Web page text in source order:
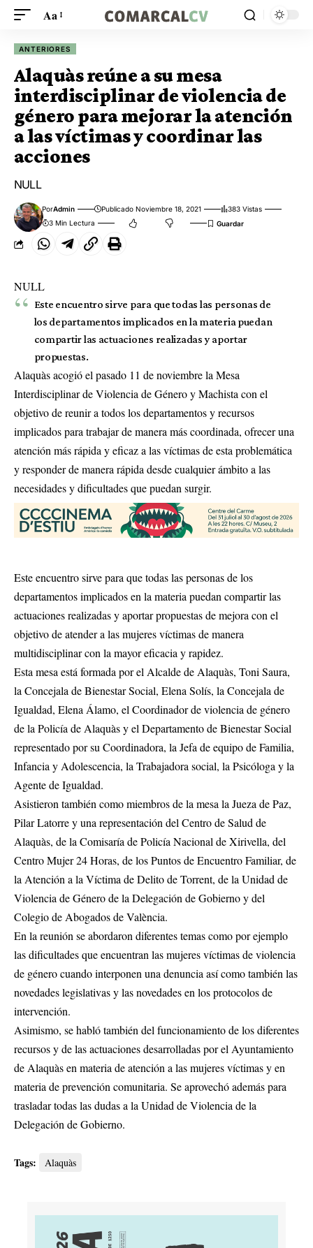
Aa
ANTERIORES
Alaquàs reúne a su mesa
interdisciplinar de violencia de
género para mejorar la atención
a las víctimas y coordinar las
acciones
NULL
PorAdmin Publicado Noviembre 18, 2021
383 Vistas
3 Min Lectura
NULL
Este encuentro sirve para que todas las personas de
los departamentos implicados en la materia puedan
compartir las actuaciones realizadas y aportar
propuestas.
Alaquàs acogió el pasado 11 de noviembre la Mesa
Interdisciplinar de Violencia de Género y Machista con el
objetivo de reunir a todos los departamentos y recursos
implicados para trabajar de manera más coordinada, ofrecer una
atención más rápida y eficaz a las víctimas de esta problemática
y responder de manera rápida desde cualquier ámbito a las
necesidades y dificultades que puedan surgir.
Este encuentro sirve para que todas las personas de los
departamentos implicados en la materia puedan compartir las
actuaciones realizadas y aportar propuestas de mejora con el
objetivo de atender a las mujeres víctimas de manera
multidisciplinar con la mayor eficacia y rapidez.
Esta mesa está formada por el Alcalde de Alaquàs, Toni Saura,
la Concejala de Bienestar Social, Elena Solís, la Concejala de
Igualdad, Elena Álamo, el Coordinador de violencia de género
de la Policía de Alaquàs y el Departamento de Bienestar Social
representado por su Coordinadora, la Jefa de equipo de Familia,
Infancia y Adolescencia, la Trabajadora social, la Psicóloga y la
Agente de Igualdad.
Asistieron también como miembros de la mesa la Jueza de Paz,
Pilar Latorre y una representación del Centro de Salud de
Alaquàs, de la Comisaría de Policía Nacional de Xirivella, del
Centro Mujer 24 Horas, de los Puntos de Encuentro Familiar, de
la Atención a la Víctima de Delito de Torrent, de la Unidad de
Violencia de Género de la Delegación de Gobierno y del
Colegio de Abogados de València.
En la reunión se abordaron diferentes temas como por ejemplo
las dificultades que encuentran las mujeres víctimas de violencia
de género cuando interponen una denuncia así como también las
novedades legislativas y las novedades en los protocolos de
intervención.
Asimismo, se habló también del funcionamiento de los diferentes
recursos y de las actuaciones desarrolladas por el Ayuntamiento
de Alaquàs en materia de atención a las mujeres víctimas y en
materia de prevención comunitaria. Se aprovechó además para
trasladar todas las dudas a la Unidad de Violencia de la
Delegación de Gobierno.
Tags: Alaquàs